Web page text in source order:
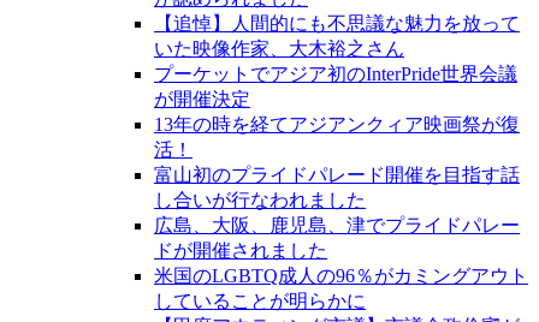
【追悼】人間的にも不思議な魅力を放って
いた映像作家、大木裕之さん
プーケットでアジア初のInterPride世界会議
が開催決定
13年の時を経てアジアンクィア映画祭が復
活！
富山初のプライドパレード開催を目指す話
し合いが行なわれました
広島、大阪、鹿児島、津でプライドパレー
ドが開催されました
米国のLGBTQ成人の96％がカミングアウト
していることが明らかに